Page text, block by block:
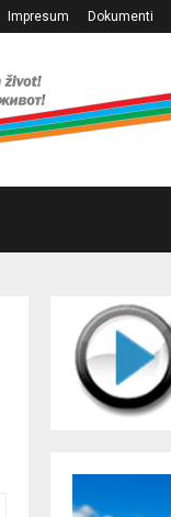
Impresum Dokumenti